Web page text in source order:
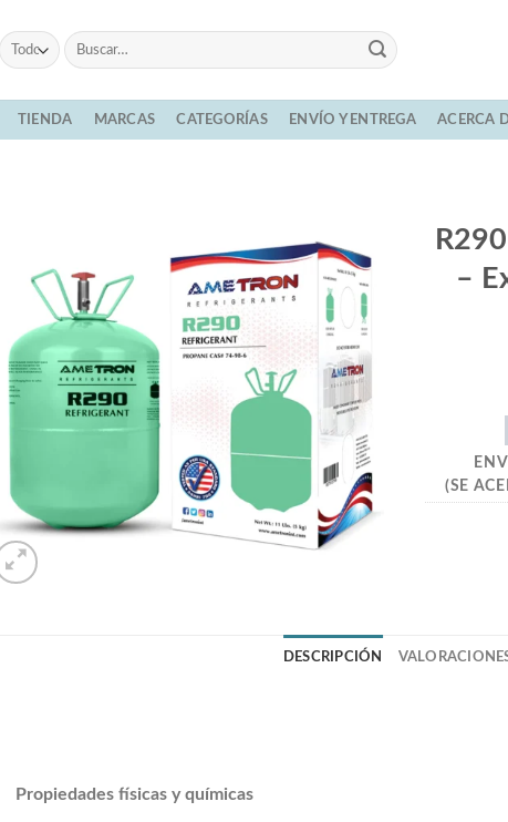
Buscar
por:
TIENDA MARCAS CATEGORÍAS ENVÍO Y ENTREGA ACERCA
–
(SE
DESCRIPCIÓN
Propiedades físicas y químicas